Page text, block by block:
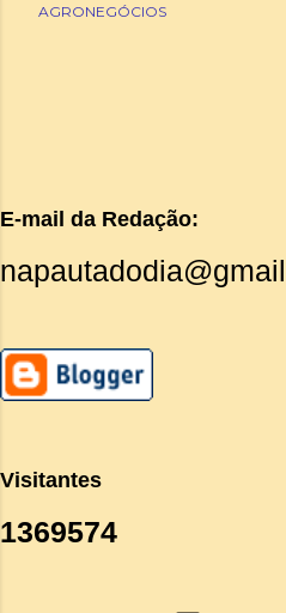
AGRONEGÓCIOS
E-mail da Redação:
Visitantes
1369574